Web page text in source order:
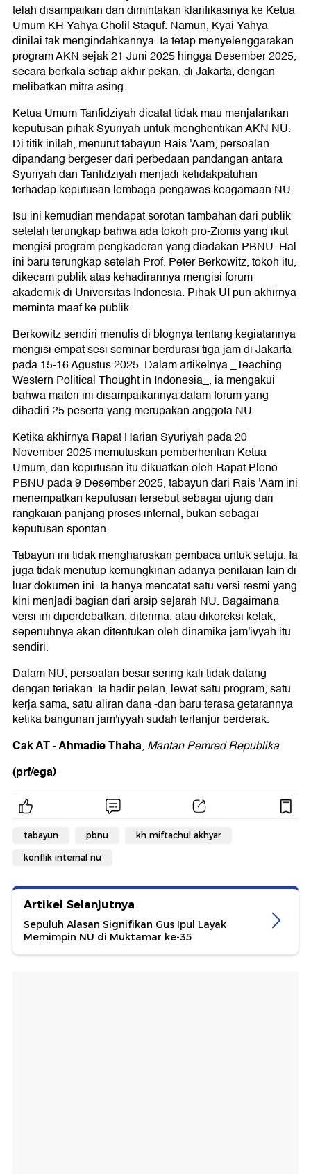
telah disampaikan dan dimintakan klarifikasinya ke Ketua
Umum KH Yahya Cholil Staquf. Namun, Kyai Yahya
dinilai tak mengindahkannya. Ia tetap menyelenggarakan
program AKN sejak 21 Juni 2025 hingga Desember 2025,
secara berkala setiap akhir pekan, di Jakarta, dengan
melibatkan mitra asing.
Ketua Umum Tanfidziyah dicatat tidak mau menjalankan
keputusan pihak Syuriyah untuk menghentikan AKN NU.
Di titik inilah, menurut tabayun Rais 'Aam, persoalan
dipandang bergeser dari perbedaan pandangan antara
Syuriyah dan Tanfidziyah menjadi ketidakpatuhan
terhadap keputusan lembaga pengawas keagamaan NU.
Isu ini kemudian mendapat sorotan tambahan dari publik
setelah terungkap bahwa ada tokoh pro-Zionis yang ikut
mengisi program pengkaderan yang diadakan PBNU. Hal
ini baru terungkap setelah Prof. Peter Berkowitz, tokoh itu,
dikecam publik atas kehadirannya mengisi forum
akademik di Universitas Indonesia. Pihak UI pun akhirnya
meminta maaf ke publik.
Berkowitz sendiri menulis di blognya tentang kegiatannya
mengisi empat sesi seminar berdurasi tiga jam di Jakarta
pada 15-16 Agustus 2025. Dalam artikelnya _Teaching
Western Political Thought in Indonesia_, ia mengakui
bahwa materi ini disampaikannya dalam forum yang
dihadiri 25 peserta yang merupakan anggota NU.
Ketika akhirnya Rapat Harian Syuriyah pada 20
November 2025 memutuskan pemberhentian Ketua
Umum, dan keputusan itu dikuatkan oleh Rapat Pleno
PBNU pada 9 Desember 2025, tabayun dari Rais 'Aam ini
menempatkan keputusan tersebut sebagai ujung dari
rangkaian panjang proses internal, bukan sebagai
keputusan spontan.
Tabayun ini tidak mengharuskan pembaca untuk setuju. Ia
juga tidak menutup kemungkinan adanya penilaian lain di
luar dokumen ini. Ia hanya mencatat satu versi resmi yang
kini menjadi bagian dari arsip sejarah NU. Bagaimana
versi ini diperdebatkan, diterima, atau dikoreksi kelak,
sepenuhnya akan ditentukan oleh dinamika jam'iyyah itu
sendiri.
Dalam NU, persoalan besar sering kali tidak datang
dengan teriakan. Ia hadir pelan, lewat satu program, satu
kerja sama, satu aliran dana -dan baru terasa getarannya
ketika bangunan jam'iyyah sudah terlanjur berderak.
Cak AT - Ahmadie Thaha, Mantan Pemred Republika
(prf/ega)
tabayun pbnu kh miftachul akhyar
konflik internal nu
Artikel Selanjutnya
Sepuluh Alasan Signifikan Gus Ipul Layak
Memimpin NU di Muktamar ke-35